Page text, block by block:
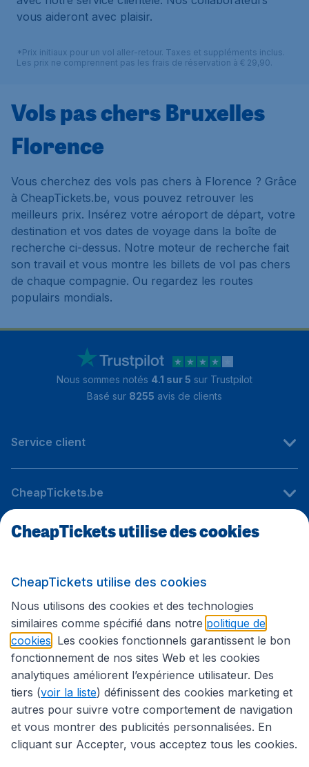
vous aideront avec plaisir.
*Prix initiaux pour un vol aller-retour. Taxes et suppléments inclus.
Les prix ne comprennent pas les frais de réservation à € 29,90.
Vols pas chers Bruxelles
Florence
Vous cherchez des vols pas chers à Florence ? Grâce
à CheapTickets.be, vous pouvez retrouver les
meilleurs prix. Insérez votre aéroport de départ, votre
destination et vos dates de voyage dans la boîte de
recherche ci-dessus. Notre moteur de recherche fait
son travail et vous montre les billets de vol pas chers
de chaque compagnie. Ou regardez les routes
populairs mondials.
Nous sommes notés 4.1 sur 5 sur Trustpilot
Basé sur 8255 avis de clients
Service client
CheapTickets.be
Sites internationaux
Suivez CheapTickets.be
Déclaration d’accessibilité
Conditions générales
CheapTickets utilise des cookies
CheapTickets utilise des cookies
Nous utilisons des cookies et des technologies
similaires comme spécifié dans notre politique de
cookies . Les cookies fonctionnels garantissent le bon
fonctionnement de nos sites Web et les cookies
analytiques améliorent l’expérience utilisateur. Des
tiers (voir la liste) définissent des cookies marketing et
autres pour suivre votre comportement de navigation
et vous montrer des publicités personnalisées. En
cliquant sur Accepter, vous acceptez tous les cookies.